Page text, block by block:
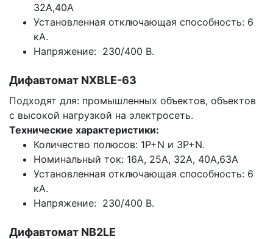
32А,40А
Установленная отключающая способность: 6
кА.
Напряжение: 230/400 В.
Дифавтомат NXBLE-63
Подходят для: промышленных объектов, объектов
с высокой нагрузкой на электросеть.
Технические характеристики:
Количество полюсов: 1P+N и 3P+N.
Номинальный ток: 16А, 25А, 32А, 40А,63А
Установленная отключающая способность: 6
кА.
Напряжение: 230/400 В.
Дифавтомат NB2LE